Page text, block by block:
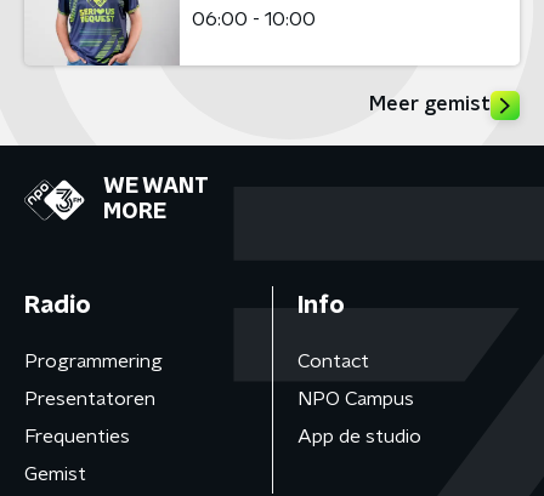
06:00 - 10:00
Meer gemist
WE WANT
MORE
Radio
Programmering
Presentatoren
Frequenties
Gemist
Info
Contact
NPO Campus
App de studio